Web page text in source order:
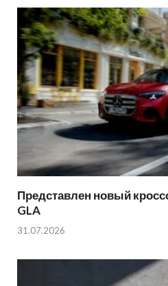
Представлен новый
GLA
31.07.2026